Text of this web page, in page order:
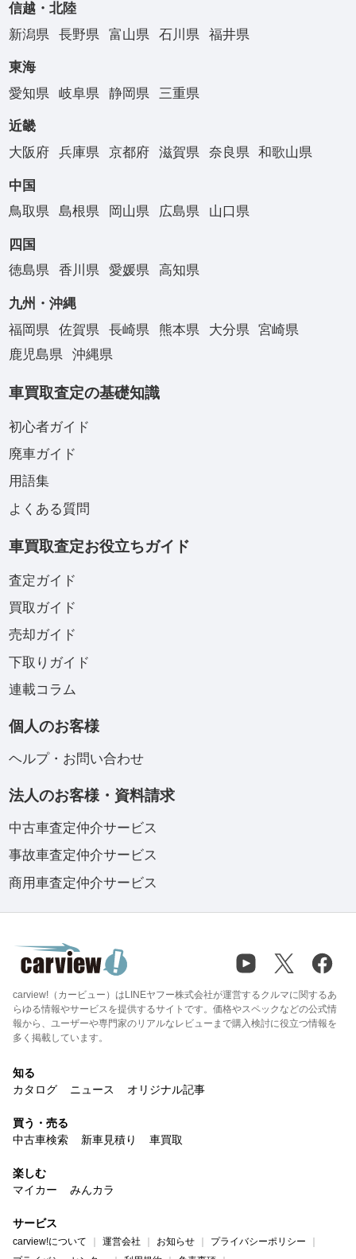
信越・北陸
新潟県
長野県 富山県 石川県 福井県
東海
愛知県
岐阜県 静岡県 三重県
近畿
大阪府
兵庫県 京都府 滋賀県 奈良県 和歌山県
中国
鳥取県
島根県 岡山県 広島県 山口県
四国
徳島県
香川県 愛媛県 高知県
九州・沖縄
福岡県
佐賀県 長崎県 熊本県 大分県
宮崎県
鹿児島県
沖縄県
車買取査定の基礎知識
初心者ガイド
廃車ガイド
用語集
よくある質問
車買取査定お役立ちガイド
査定ガイド
買取ガイド
売却ガイド
下取りガイド
連載コラム
個人のお客様
ヘルプ・お問い合わせ
法人のお客様・資料請求
中古車査定仲介サービス
事故車査定仲介サービス
商用車査定仲介サービス
carview!（カービュー）はLINEヤフー株式会社が運営するクルマに関するあ
らゆる情報やサービスを提供するサイトです。価格やスペックなどの公式情
報から、ユーザーや専門家のリアルなレビューまで購入検討に役立つ情報を
多く掲載しています。
知る
カタログ
ニュース オリジナル記事
買う・売る
中古車検索
新車見積り 車買取
楽しむ
マイカー
みんカラ
サービス
carview!について 運営会社 お知らせ
プライバシーポリシー